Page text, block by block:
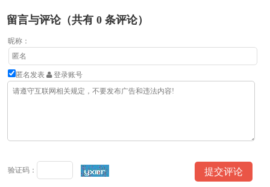
留言与评论（共有 0 条评论）
昵称：
匿名发表 登录账号
验证码：